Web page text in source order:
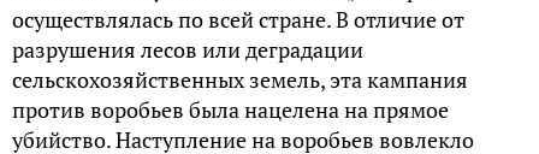
осуществлялась по всей стране. В отличие от
разрушения лесов или деградации
сельскохозяйственных земель, эта кампания
против воробьев была нацелена на прямое
убийство. Наступление на воробьев вовлекло